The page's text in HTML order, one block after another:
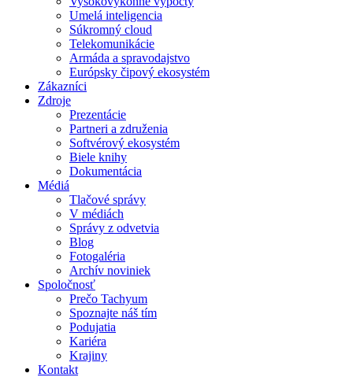
Umelá inteligencia
Súkromný cloud
Telekomunikácie
Armáda a spravodajstvo
Európsky čipový ekosystém
Zákazníci
Zdroje
Prezentácie
Partneri a združenia
Softvérový ekosystém
Biele knihy
Dokumentácia
Médiá
Tlačové správy
V médiách
Správy z odvetvia
Blog
Fotogaléria
Archív noviniek
Spoločnosť
Prečo Tachyum
Spoznajte náš tím
Podujatia
Kariéra
Krajiny
Kontakt